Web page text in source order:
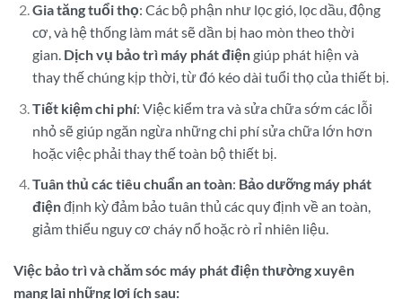
Gia tăng tuổi thọ: Các bộ phận như lọc gió, lọc dầu, động
cơ, và hệ thống làm mát sẽ dần bị hao mòn theo thời
gian. Dịch vụ bảo trì máy phát điệngiúp phát hiện và
thay thế chúng kịp thời, từ đó kéo dài tuổi thọ của thiết bị.
Tiết kiệm chi phí: Việc kiểm tra và sửa chữa sớm các lỗi
nhỏ sẽ giúp ngăn ngừa những chi phí sửa chữa lớn hơn
hoặc việc phải thay thế toàn bộ thiết bị.
Tuân thủ các tiêu chuẩn an toàn: Bảo dưỡng máy phát
điệnđịnh kỳ đảm bảo tuân thủ các quy định về an toàn,
giảm thiểu nguy cơ cháy nổ hoặc rò rỉ nhiên liệu.
Việc bảo trì và chăm sóc máy phát điện thường xuyên
mang lại những lợi ích sau: